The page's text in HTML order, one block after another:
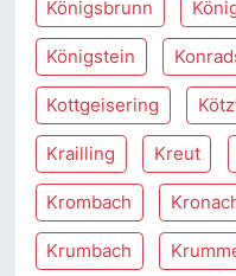
Königsbrunn
Königstein
Kottgeisering
Krailling Kreut
Krombach
Krumbach